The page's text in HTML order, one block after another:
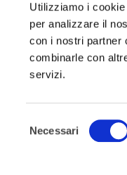
Utilizziamo i
per analizzare il
con i nostri partner
combinarle con
servizi.
del
Necessari
Newsletter!